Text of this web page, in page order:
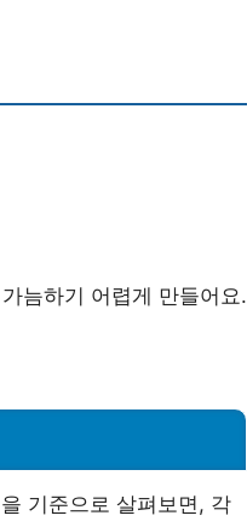
늠하기 어렵게 만들어요.
기준으로 살펴보면, 각